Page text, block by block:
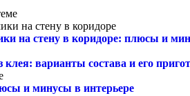
на стену в коридоре: плюсы и
клея: варианты состава и его
и минусы в интерьере